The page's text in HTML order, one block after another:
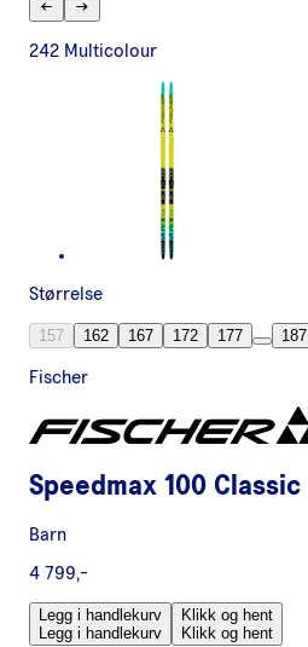
242 Multicolour
Størrelse
157 162 167 172 177 187
Fischer
Speedmax 100 Classic
Barn
4 799,-
Legg i handlekurv
Legg i handlekurv
Klikk og hent
Klikk og hent